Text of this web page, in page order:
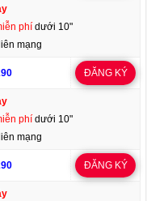
phídưới 10"
mạng
ĐĂNG KÝ
phídưới 10"
mạng
ĐĂNG KÝ